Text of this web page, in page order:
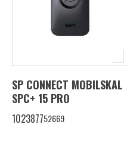
SP CONNECT MOBILSKAL
SPC+ 15 PRO
102387752669